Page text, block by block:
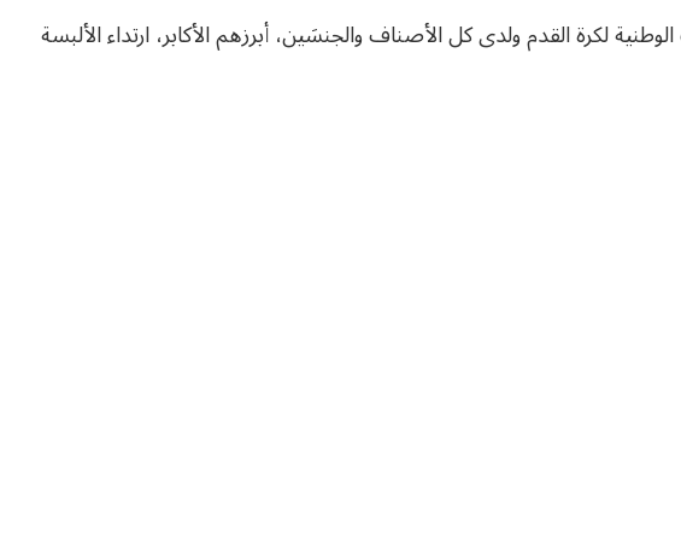
لكرة القدم ولدى كل الأصناف والجنسَين، أبرزهم الأكابر، ارتداء الألبسة